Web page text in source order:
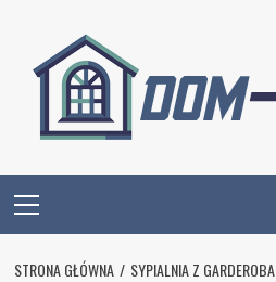
content
Menu
STRONA GŁÓWNA SYPIALNIA Z GARDEROBA